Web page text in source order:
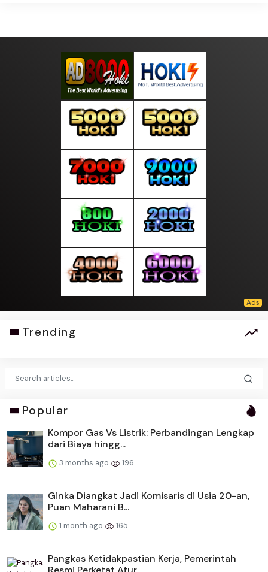
Trending
Popular
Kompor Gas Vs Listrik: Perbandingan Lengkap
dari Biaya hingg...
3 months ago 196
Ginka Diangkat Jadi Komisaris di Usia 20-an,
Puan Maharani B...
1 month ago 165
Pangkas Ketidakpastian Kerja, Pemerintah